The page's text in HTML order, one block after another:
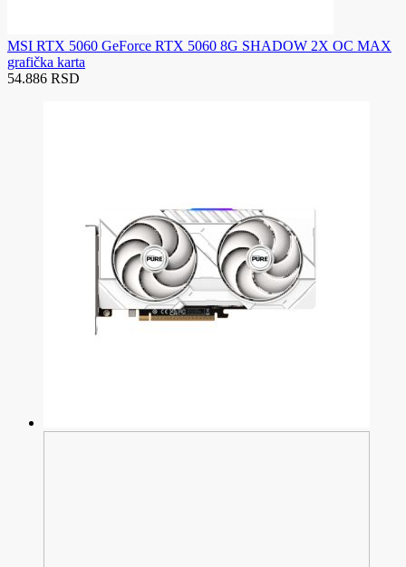
MSI RTX 5060 GeForce RTX 5060 8G SHADOW 2X OC MAX
grafička karta
54.886 RSD